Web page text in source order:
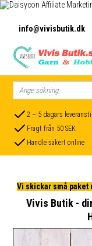
info@vivisbutik.dk
2 – 5 dagars
Fragt från 50 SEK
Handle säkert online
Vi skickar små paket
Vivis Butik -